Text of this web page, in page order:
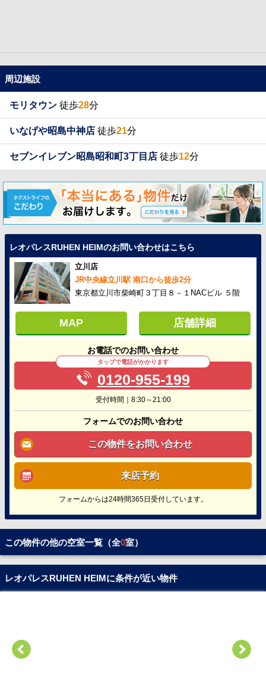
周辺施設
モリタウン 徒歩28分
いなげや昭島中神店 徒歩21分
セブンイレブン昭島昭和町3丁目店 徒歩12分
レオパレスRUHEN HEIMのお問い合わせはこちら
立川店
JR中央線立川駅 南口から徒歩2分
東京都立川市柴崎町３丁目８－１NACビル ５階
MAP 店舗詳細
お電話でのお問い合わせ
タップで電話がかかります
0120-955-199
受付時間｜8:30～21:00
フォームでのお問い合わせ
この物件をお問い合わせ
来店予約
フォームからは24時間365日受付しています。
この物件の他の空室一覧（全0室）
レオパレスRUHEN HEIMに条件が近い物件